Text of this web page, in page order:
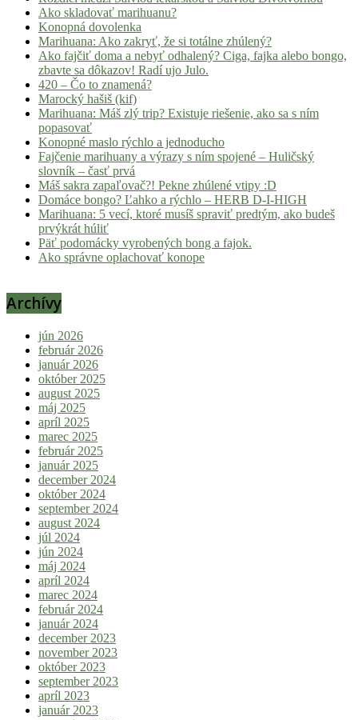
Ako skladovať marihuanu?
Konopná dovolenka
Marihuana: Ako zakryť, že si totálne zhúlený?
Ako fajčiť doma a nebyť odhalený? Ciga, fajka alebo bongo,
zbavte sa dôkazov! Radí ujo Julo.
420 – Čo to znamená?
Marocký hašiš (kif)
Marihuana: Máš zlý trip? Existuje riešenie, ako sa s ním
popasovať
Konopné maslo rýchlo a jednoducho
Fajčenie marihuany a výrazy s ním spojené – Huličský
slovník – časť prvá
Máš sakra zapaľovač?! Pekne zhúlené vtipy :D
Domáce bongo? Ľahko a rýchlo – HERB D-I-HIGH
Marihuana: 5 vecí, ktoré musíš spraviť predtým, ako budeš
prvýkrát húliť
Päť podomácky vyrobených bong a fajok.
Ako správne oplachovať konope
Archívy
jún 2026
február 2026
január 2026
október 2025
august 2025
máj 2025
apríl 2025
marec 2025
február 2025
január 2025
december 2024
október 2024
september 2024
august 2024
júl 2024
jún 2024
máj 2024
apríl 2024
marec 2024
február 2024
január 2024
december 2023
november 2023
október 2023
september 2023
apríl 2023
január 2023